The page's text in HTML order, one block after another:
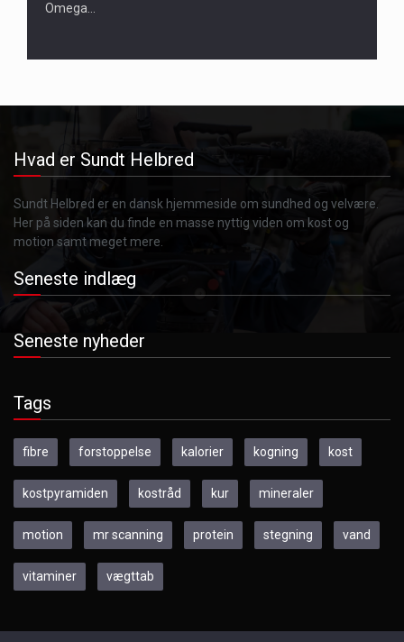
Omega…
Hvad er Sundt Helbred
Sundt Helbred er en dansk hjemmeside om sundhed og velvære.
Her på siden kan du finde en masse nyttig viden om kost og
motion samt meget mere.
Seneste indlæg
Seneste nyheder
Tags
fibre forstoppelse kalorier kogning kost
kostpyramiden kostråd kur mineraler
motion mr scanning protein stegning vand
vitaminer vægttab